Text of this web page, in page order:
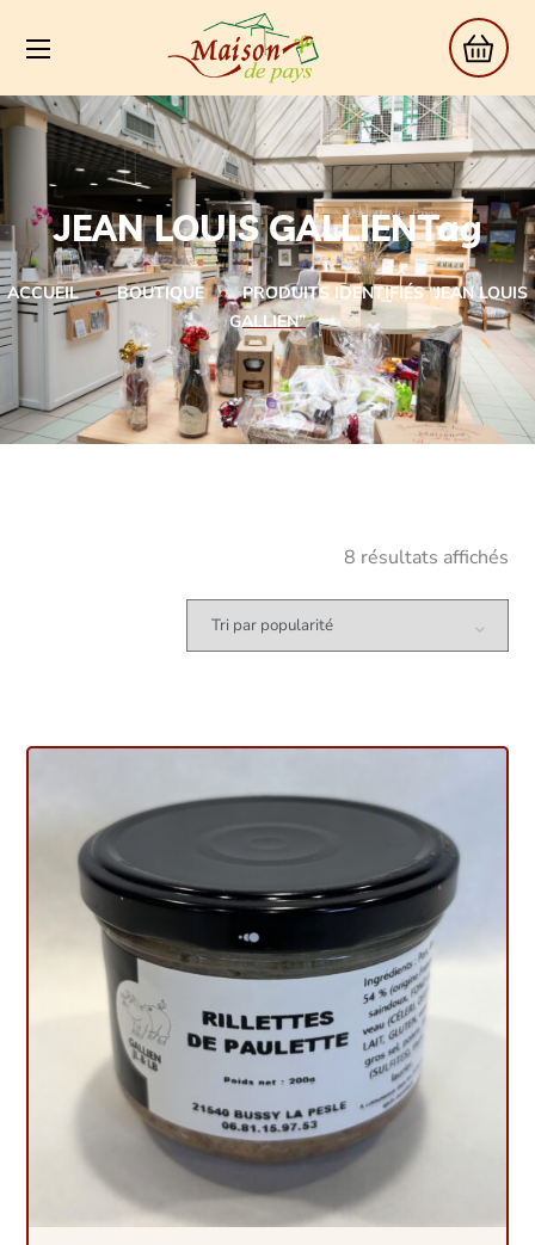
JEAN LOUIS GALLIENTag
ACCUEIL BOUTIQUE
PRODUITS IDENTIFIÉS “JEAN LOUIS
GALLIEN”
8 résultats affichés